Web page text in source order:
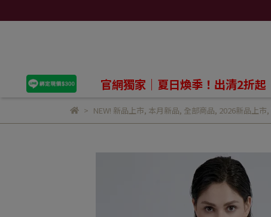
官網獨家｜夏日煥季！出清2折起
NEW! 新品上市, 本月新品, 全部商品, 2026新品上市,